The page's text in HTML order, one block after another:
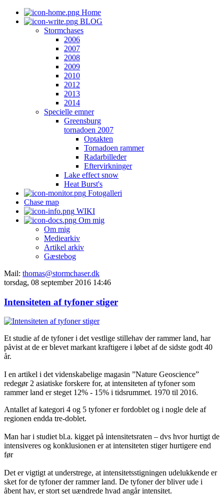
Home
BLOG
Stormchases
2006
2007
2008
2009
2010
2012
2013
2014
Specielle emner
Greensburg
tornadoen 2007
Optakten
Tornadoen rammer
Radarbilleder
Eftervirkninger
Lake effect snow
Heat Burst's
Fotogalleri
Chase map
WIKI
Om mig
Om mig
Mediearkiv
Artikel arkiv
Gæstebog
Mail: thomas@stormchaser.dk
torsdag, 08 september 2016 14:46
Intensiteten af tyfoner stiger
Et studie af de tyfoner i det vestlige stillehav der rammer land, har
påvist at de er blevet markant kraftigere i løbet af de sidste godt 40
år.
I en artikel i det videnskabelige magasin ”Nature Geoscience”
redegør 2 asiatiske forskere for, at intensiteten af tyfoner som
rammer land er steget 12% - 15% i tidsrummet. 1970 til 2016.
Antallet af kategori 4 og 5 tyfoner er fordoblet og i nogle dele af
regionen endda tre-doblet.
Man har i studiet bl.a. kigget på intensitetsraten – dvs hvor hurtigt de
intensiveres og konklusionen er at intensiteten stiger hurtigere end
før
Det er vigtigt at understrege, at intensitetsstigningen udelukkende er
sket for de tyfoner der rammer land. De tyfoner der bliver ude i
åbent hav, er stort set uændrede hvad angår intensitet.